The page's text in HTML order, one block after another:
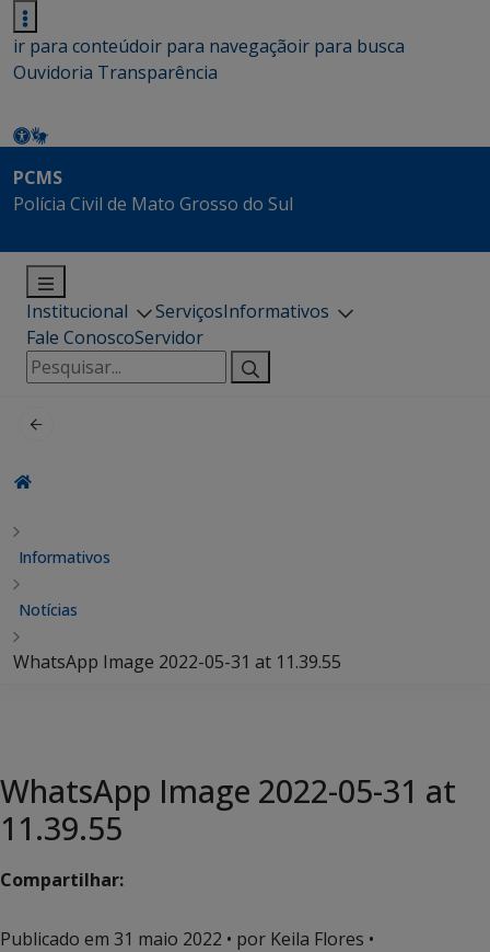
ir para conteúdoir para navegaçãoir para busca
Ouvidoria Transparência
PCMS
Polícia Civil de Mato Grosso do Sul
Institucional ServiçosInformativos
Fale ConoscoServidor
Pesquisar
por:
Informativos
Notícias
WhatsApp Image 2022-05-31 at 11.39.55
WhatsApp Image 2022-05-31 at
11.39.55
Compartilhar:
Publicado em 31 maio 2022 • por Keila Flores •